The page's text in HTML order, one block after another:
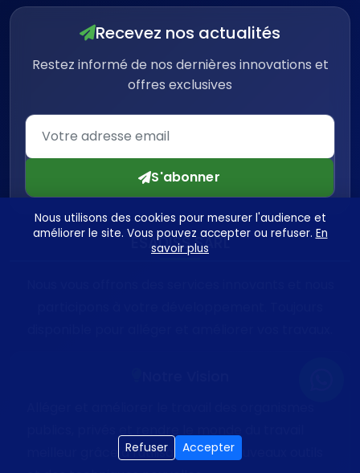
Recevez nos actualités
Restez informé de nos dernières innovations et
offres exclusives
S'abonner
ESADISS SARL
meilleur grâce à l'utilisation des nouveaux outils
Nous utilisons des cookies pour mesurer l'audience et
améliorer le site. Vous pouvez accepter ou refuser. En
savoir plus
Refuser Accepter